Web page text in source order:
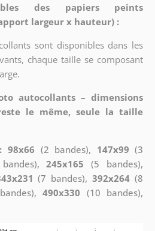
des papiers peints
largeur x hauteur) :
sont disponibles dans les
chaque taille se composant
autocollants – dimensions
le même, seule la taille
98x66 (2 bandes), 147x99 (3
245x165 (5 bandes),
(7 bandes),392x264 (8
490x330 (10 bandes),